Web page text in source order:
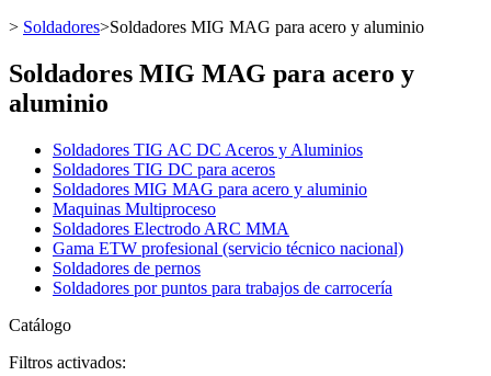
> Soldadores>Soldadores MIG MAG para acero y aluminio
Soldadores MIG MAG para acero y
aluminio
Soldadores TIG AC DC Aceros y Aluminios
Soldadores TIG DC para aceros
Soldadores MIG MAG para acero y aluminio
Maquinas Multiproceso
Soldadores Electrodo ARC MMA
Gama ETW profesional (servicio técnico nacional)
Soldadores de pernos
Soldadores por puntos para trabajos de carrocería
Catálogo
Filtros activados: